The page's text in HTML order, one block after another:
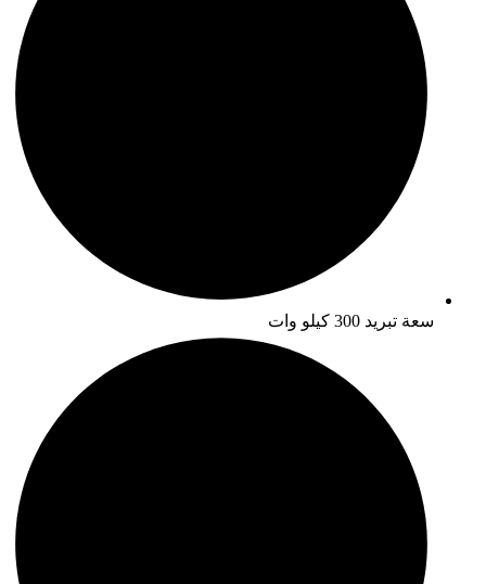
سعة تبريد 300 كيلو وات